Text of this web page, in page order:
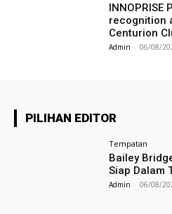
INNOPRISE
recognition
Centurion
Admin - 06/08/
PILIHAN EDITOR
Tempatan
Bailey
Siap Dalam
Admin - 06/08/